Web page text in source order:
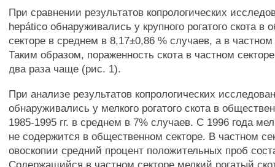
При сравнении результатов копрологических
hepático обнаруживались у крупного рогатого скота в
секторе в среднем в 8,17±0,86 % случаев, а в
Таким образом, пораженность скота в частном
два раза чаще (рис. 1).
При анализе результатов копрологических
обнаруживались у мелкого рогатого скота в
1985-1995 гг. в среднем в 7% случаев. С 1996 года
не содержится в общественном секторе. В частном
овоскопии средний процент положительных проб
Содержащийся в частном секторе мелкий рогатый